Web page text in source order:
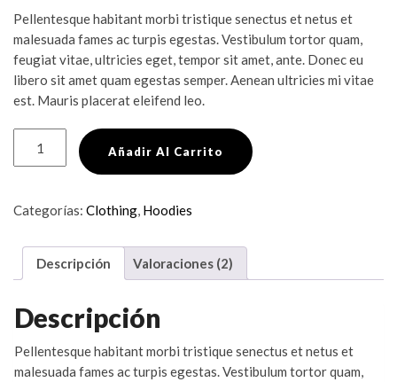
en
base
a
valoraciones
clientes
Pellentesque habitant morbi tristique senectus et netus et
malesuada fames ac turpis egestas. Vestibulum tortor quam,
feugiat vitae, ultricies eget, tempor sit amet, ante. Donec eu
libero sit amet quam egestas semper. Aenean ultricies mi vitae
est. Mauris placerat eleifend leo.
Ninja
Añadir Al Carrito
Categorías: Clothing, Hoodies
Descripción Valoraciones (2)
Descripción
Pellentesque habitant morbi tristique senectus et netus et
malesuada fames ac turpis egestas. Vestibulum tortor quam,